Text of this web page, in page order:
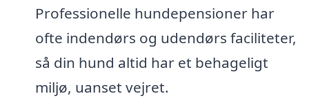
Professionelle hundepensioner har
ofte indendørs og udendørs faciliteter,
så din hund altid har et behageligt
miljø, uanset vejret.